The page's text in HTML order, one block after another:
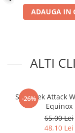
Riftbound League
Hololive
Colectii Oficiale
Final Fantasy
Grand Archive TCG
Alte TCG-uri
ADAUGA IN
ALTI
-26%
Star Trek Attack
Equinox
65,00 Lei
48,10 Lei